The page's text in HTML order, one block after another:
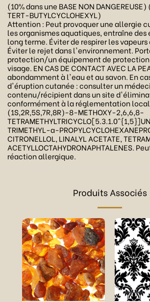
(10% dans une BASE NON
TERT-BUTYLCYCLOHEXYL)
Attention : Peut provoquer une allergie
les organismes aquatiques, entraîne des
long terme. Éviter de respirer les vapeurs
Éviter le rejet dans l'environnement.
protection/un équipement de
visage. EN CAS DE CONTACT AVEC LA
abondamment à l'eau et au savon. En
d'éruption cutanée : consulter un
contenu/récipient dans un site
conformément à la réglementation
(1S,2R,5S,7R,8R)-8-METHOXY-2,6,6,8-
TRIMETHYL-a-
CITRONELLOL, LINALYL ACETATE,
ACETYLLOCTAHYDRONAPHTALENES.
réaction allergique.
Produits Associés